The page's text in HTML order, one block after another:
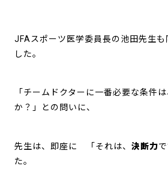
JFAスポーツ医学委員長の池田先生も
した。
「チームドクターに一番必要な条件
か？」との問いに、
先生は、即座に 「それは、 決断力
た。